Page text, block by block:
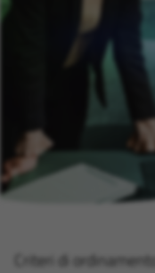
Criteri di ordinamento